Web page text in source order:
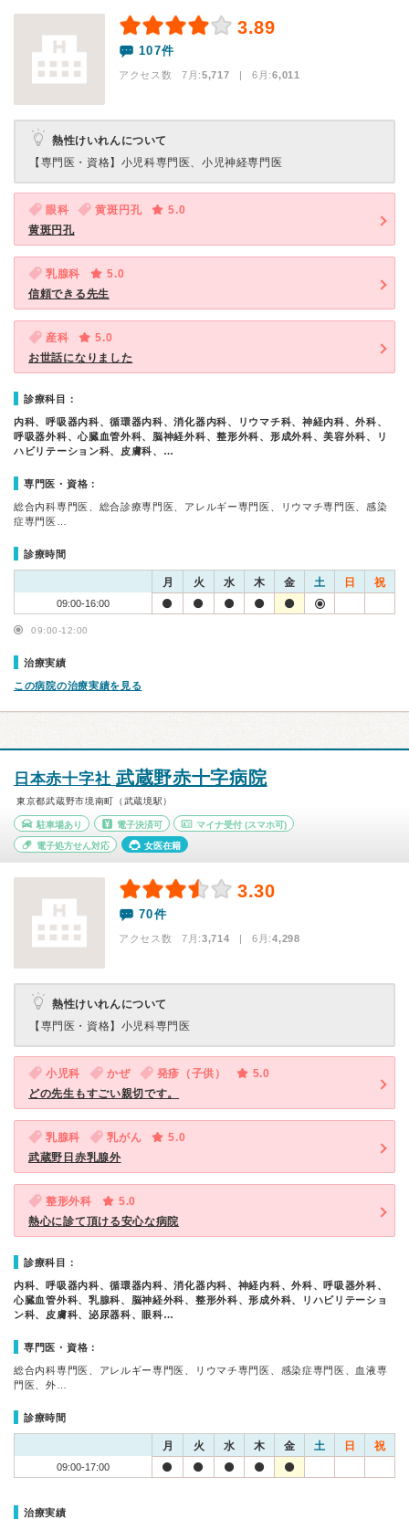
3.89
107件
アクセス数 7月:5,717 | 6月:6,011
熱性けいれんについて
【専門医・資格】 小児科専門医、小児神経専門医
眼科 黄斑円孔
5.0
黄斑円孔
乳腺科
5.0
信頼できる先生
産科
5.0
お世話になりました
診療科目：
内科、呼吸器内科、循環器内科、消化器内科、リウマチ科、神経内科、外科、
呼吸器外科、心臓血管外科、脳神経外科、整形外科、形成外科、美容外科、リ
ハビリテーション科、皮膚科、…
専門医・資格：
総合内科専門医、総合診療専門医、アレルギー専門医、リウマチ専門医、感染
症専門医…
診療時間
月 火 水 木 金 土 日 祝
09:00-16:00
09:00-12:00
治療実績
この病院の治療実績を見る
日本赤十字社 武蔵野赤十字病院
東京都武蔵野市境南町（武蔵境駅）
駐車場あり 電子決済可 マイナ受付 (スマホ可)
電子処方せん対応 女医在籍
3.30
70件
アクセス数 7月:3,714 | 6月:4,298
熱性けいれんについて
【専門医・資格】 小児科専門医
小児科 かぜ 発疹（子供）
5.0
どの先生もすごい親切です。
乳腺科 乳がん
5.0
武蔵野日赤乳腺外
整形外科
5.0
熱心に診て頂ける安心な病院
診療科目：
内科、呼吸器内科、循環器内科、消化器内科、神経内科、外科、呼吸器外科、
心臓血管外科、乳腺科、脳神経外科、整形外科、形成外科、リハビリテーショ
ン科、皮膚科、泌尿器科、眼科…
専門医・資格：
総合内科専門医、アレルギー専門医、リウマチ専門医、感染症専門医、血液専
門医、外…
診療時間
月 火 水 木 金 土 日 祝
09:00-17:00
治療実績